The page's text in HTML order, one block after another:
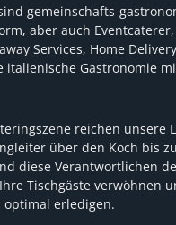
gemeinschafts-
aber auch Eventcaterer,
Services, Home Delivery
italienische Gastronomie
reichen unsere
über den Koch bis
diese Verantwortlichen
Tischgäste verwöhnen
erledigen.